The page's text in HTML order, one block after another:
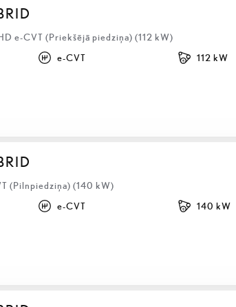
e-CVT (Priekšējā piedziņa) (112 kW)
e-CVT 112 kW
(Pilnpiedziņa) (140 kW)
e-CVT 140 kW